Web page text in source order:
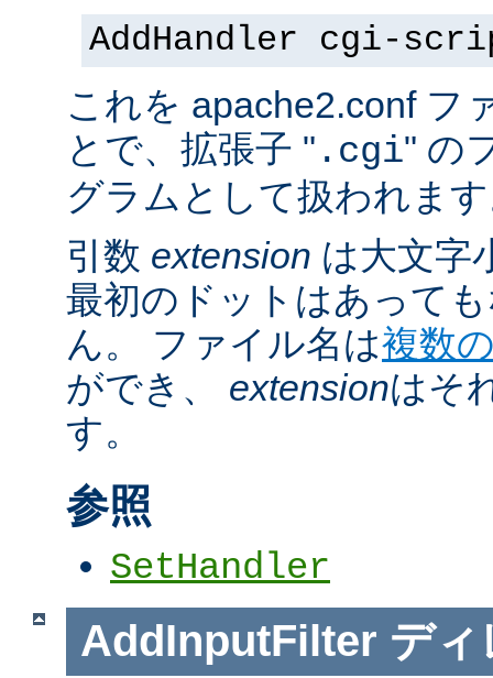
AddHandler cgi-
これを apache2.conf フ
とで、拡張子 " .cgi" の
グラムとして扱われま
引数 extension は大文字
最初のドットはあって
ん。 ファイル名は複数
ができ、 extensionはそ
す。
参照
SetHandler
AddInputFilter ディ